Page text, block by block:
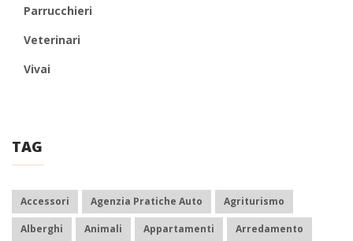
Parrucchieri
Veterinari
Vivai
TAG
Accessori Agenzia Pratiche Auto Agriturismo
Alberghi Animali Appartamenti Arredamento